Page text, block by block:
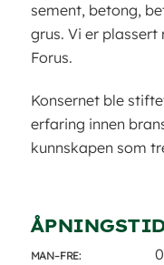
sement, betong,
grus. Vi er
Forus.
Konsernet ble
erfaring innen
kunnskapen som
MAN–FRE: